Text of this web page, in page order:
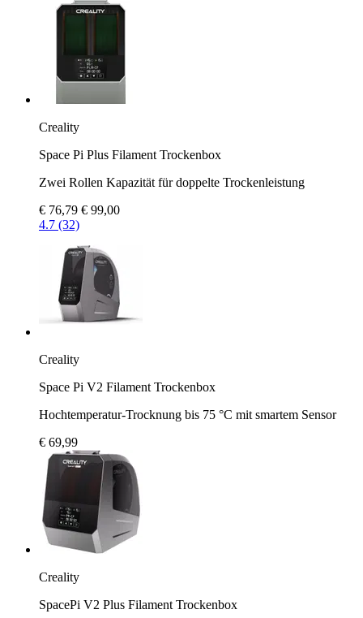
Creality
Space Pi Plus Filament Trockenbox
Zwei Rollen Kapazität für doppelte Trockenleistung
€ 76,79 € 99,00
4.7 (32)
Creality
Space Pi V2 Filament Trockenbox
Hochtemperatur-Trocknung bis 75 °C mit smartem Sensor
€ 69,99
Creality
SpacePi V2 Plus Filament Trockenbox